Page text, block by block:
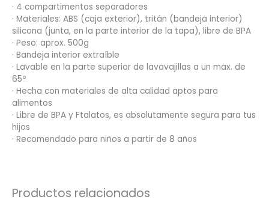
· 4 compartimentos separadores
· Materiales: ABS (caja exterior), tritán (bandeja interior)
silicona (junta, en la parte interior de la tapa), libre de BPA
· Peso: aprox. 500g
· Bandeja interior extraíble
· Lavable en la parte superior de lavavajillas a un max. de
65º
· Hecha con materiales de alta calidad aptos para
alimentos
· Libre de BPA y Ftalatos, es absolutamente segura para tus
hijos
· Recomendado para niños a partir de 8 años
Productos relacionados